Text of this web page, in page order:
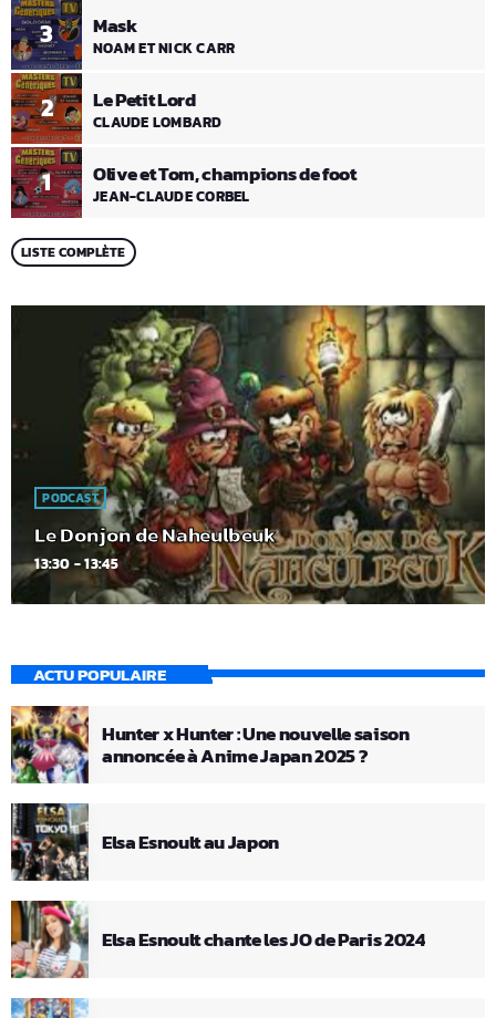
1 Olive et Tom, champions de foot
JEAN-CLAUDE CORBEL
2 Le Petit Lord
CLAUDE LOMBARD
3 Mask
NOAM ET NICK CARR
LISTE COMPLÈTE
PODCAST
Le Donjon de Naheulbeuk
13:30 - 13:45
ACTU POPULAIRE
Hunter x Hunter : Une nouvelle saison
annoncée à Anime Japan 2025 ?
Elsa Esnoult au Japon
Elsa Esnoult chante les JO de Paris 2024